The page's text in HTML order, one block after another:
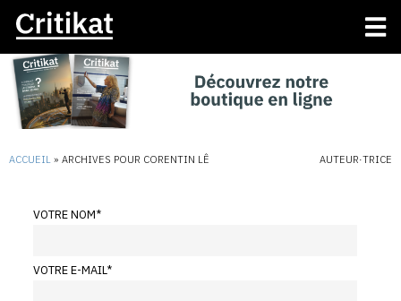
ACCUEIL » ARCHIVES POUR CORENTIN LÊ AUTEUR·TRICE
VOTRE NOM*
VOTRE E-MAIL*